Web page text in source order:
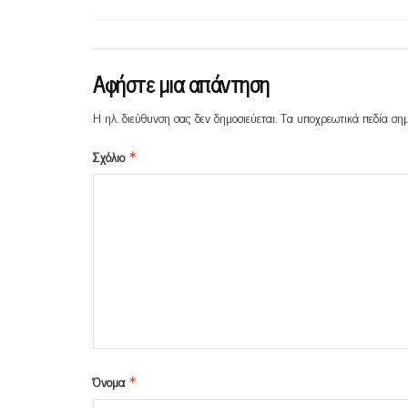
Αφήστε μια απάντηση
Η ηλ. διεύθυνση σας δεν δημοσιεύεται.Τα υποχρεωτικά πεδία
Σχόλιο *
Όνομα *